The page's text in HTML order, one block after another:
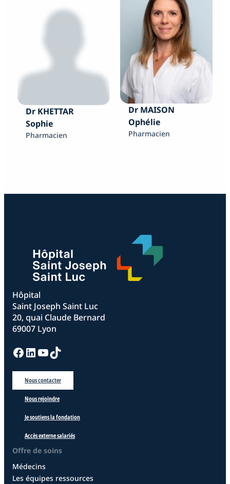
Dr KHETTAR
Sophie
Pharmacien
Dr MAISON
Ophélie
Pharmacien
Hôpital
Saint Joseph Saint Luc
20, quai Claude Bernard
69007 Lyon
Facebook LinkedIn YouTube TikTok
Nous contacter
Nous rejoindre
Je soutiens la fondation
Accès externe salariés
Offre de soins
Médecins
Les équipes ressources